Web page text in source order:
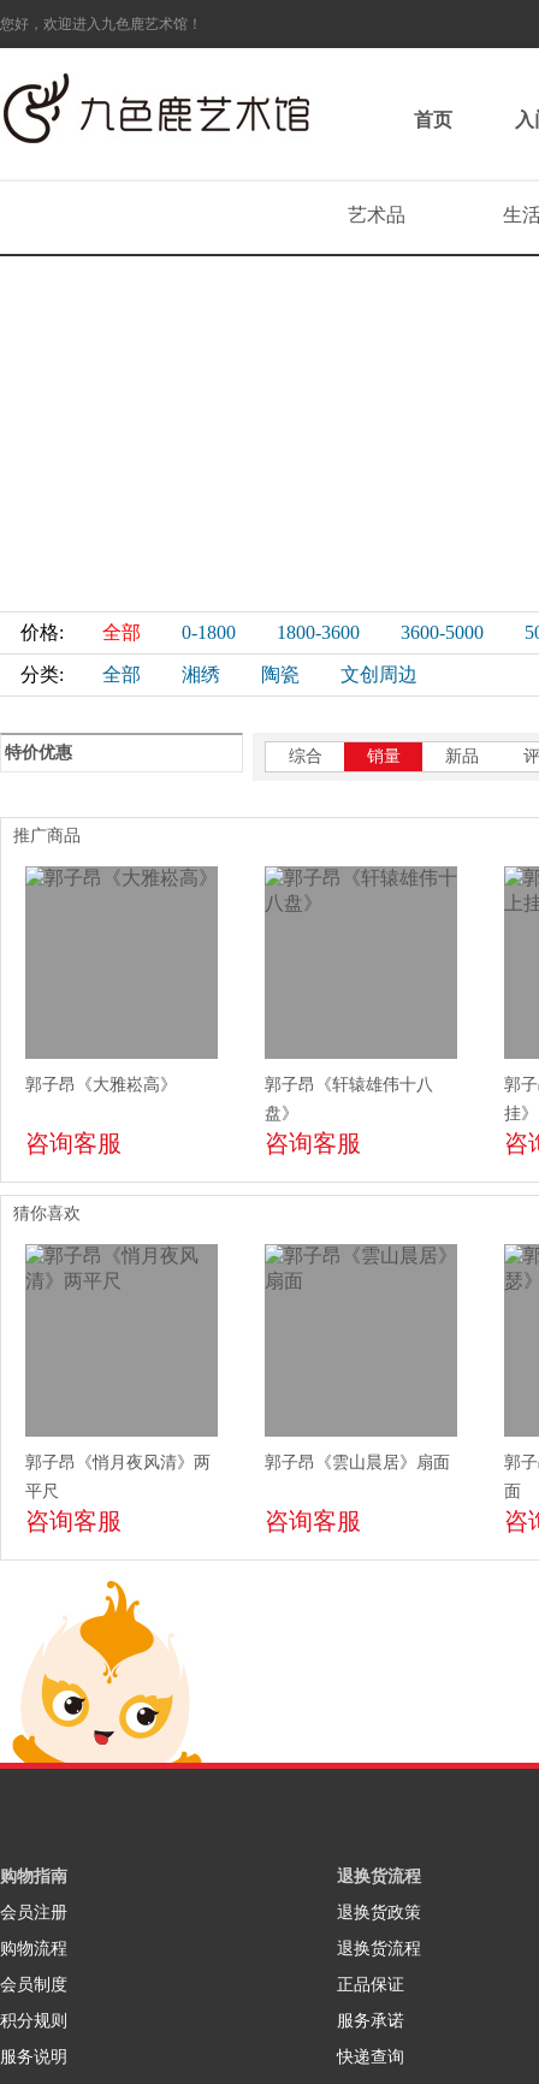
您好，欢迎进入九色鹿艺术馆！
首页
艺术品 生
价格: 全部 0-1800 1800-3600 3600-5000
分类: 全部 湘绣 陶瓷 文创周边
特价优惠 综合 销量 新品
推广商品
郭子昂《大雅崧高》
咨询客服
郭子昂《轩辕雄伟十八
盘》
咨询客服
郭
挂》
咨
猜你喜欢
郭子昂《悄月夜风清》两
平尺
咨询客服
郭子昂《雲山晨居》扇面
咨询客服
郭
面
咨
购物指南
会员注册
购物流程
会员制度
积分规则
服务说明
退换货流程
退换货政策
退换货流程
正品保证
服务承诺
快递查询